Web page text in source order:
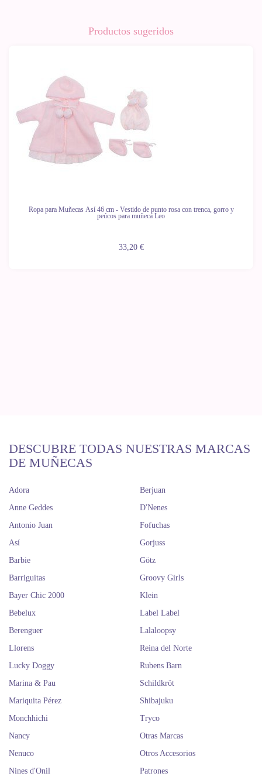
Productos sugeridos
Ropa para Muñecas Así 46 cm - Vestido de punto rosa con trenca, gorro y
peúcos para muñeca Leo
33,20 €
DESCUBRE TODAS NUESTRAS MARCAS
DE MUÑECAS
Adora
Anne Geddes
Antonio Juan
Así
Barbie
Barriguitas
Bayer Chic 2000
Bebelux
Berenguer
Berjuan
D'Nenes
Fofuchas
Gorjuss
Götz
Groovy Girls
Klein
Label Label
Lalaloopsy
Llorens
Lucky Doggy
Marina & Pau
Mariquita Pérez
Monchhichi
Nancy
Nenuco
Nines d'Onil
Reina del Norte
Rubens Barn
Schildkröt
Shibajuku
Tryco
Otras Marcas
Otros Accesorios
Patrones